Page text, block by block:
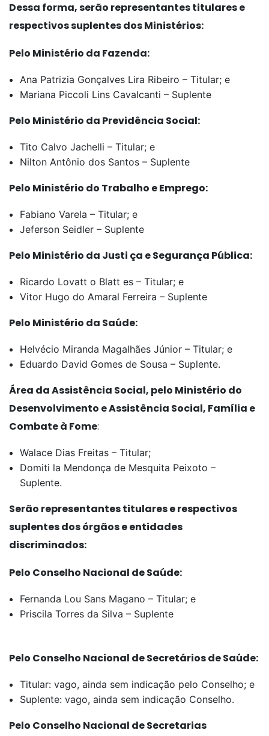
Dessa forma, serão representantes titulares e
respectivos suplentes dos Ministérios:
Pelo Ministério da Fazenda:
Ana Patrizia Gonçalves Lira Ribeiro – Titular; e
Mariana Piccoli Lins Cavalcanti – Suplente
Pelo Ministério da Previdência Social:
Tito Calvo Jachelli – Titular; e
Nilton Antônio dos Santos – Suplente
Pelo Ministério do Trabalho e Emprego:
Fabiano Varela – Titular; e
Jeferson Seidler – Suplente
Pelo Ministério da Justi ça e Segurança Pública:
Ricardo Lovatt o Blatt es – Titular; e
Vitor Hugo do Amaral Ferreira – Suplente
Pelo Ministério da Saúde:
Helvécio Miranda Magalhães Júnior – Titular; e
Eduardo David Gomes de Sousa – Suplente.
Área da Assistência Social, pelo Ministério do
Desenvolvimento e Assistência Social, Família e
Combate à Fome:
Walace Dias Freitas – Titular;
Domiti la Mendonça de Mesquita Peixoto –
Suplente.
Serão representantes titulares e respectivos
suplentes dos órgãos e entidades
discriminados:
Pelo Conselho Nacional de Saúde:
Fernanda Lou Sans Magano – Titular; e
Priscila Torres da Silva – Suplente
Pelo Conselho Nacional de Secretários de Saúde:
Titular: vago, ainda sem indicação pelo Conselho; e
Suplente: vago, ainda sem indicação Conselho.
Pelo Conselho Nacional de Secretarias